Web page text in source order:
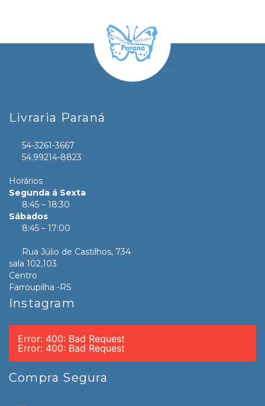
Livraria Paraná
54-3261-3667
54.99214-8823
Horários
Segunda á Sexta
8:45 – 18:30
Sábados
8:45 – 17:00
Rua Júlio de Castilhos, 734
sala 102,103
Centro
Farroupilha -RS
Instagram
Error: 400: Bad Request
Error: 400: Bad Request
Compra Segura